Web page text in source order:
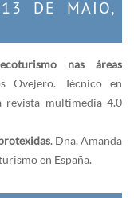
13 DE MAIO,
nas áreas
Ovejero. Técnico en
revista multimedia 4.0
. Dna. Amanda
en España.